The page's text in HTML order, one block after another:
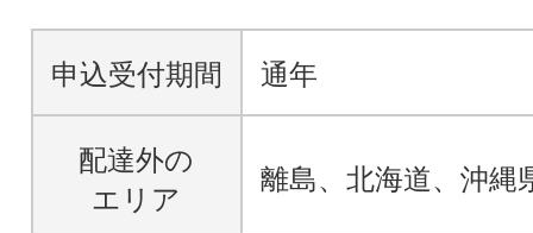
申込受付期間 通年
配達外の
エリア
離島、北海道、沖縄